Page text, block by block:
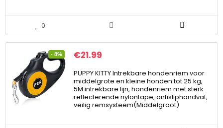
0
- 8% €21.99
PUPPY KITTY Intrekbare hondenriem voor
middelgrote en kleine honden tot 25 kg,
5M intrekbare lijn, hondenriem met sterk
reflecterende nylontape, antisliphandvat,
veilig remsysteem(Middelgroot)